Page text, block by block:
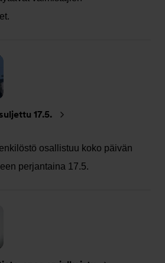
17.5.
osallistuu koko päivän
perjantaina 17.5.